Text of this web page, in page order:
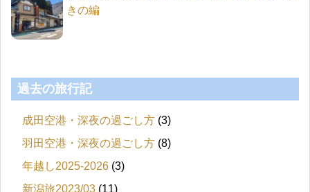
きの編
過去の旅行記
成田空港・深夜の過ごし方 (3)
羽田空港・深夜の過ごし方 (8)
年越し2025-2026 (3)
新潟旅2023/03 (11)